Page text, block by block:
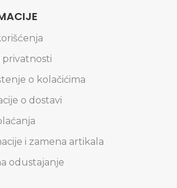
privatnosti
o kolačićima
o dostavi
i zamena artikala
odustajanje